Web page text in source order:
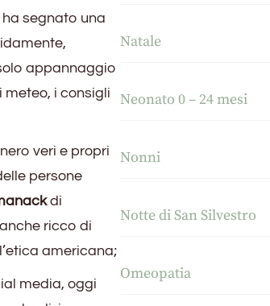
ha segnato una
appannaggio
meteo, i consigli
veri e propri
persone
di
ricco di
americana;
media, oggi
Natale
Neonato 0 – 24 mesi
Nonni
Notte di San Silvestro
Omeopatia